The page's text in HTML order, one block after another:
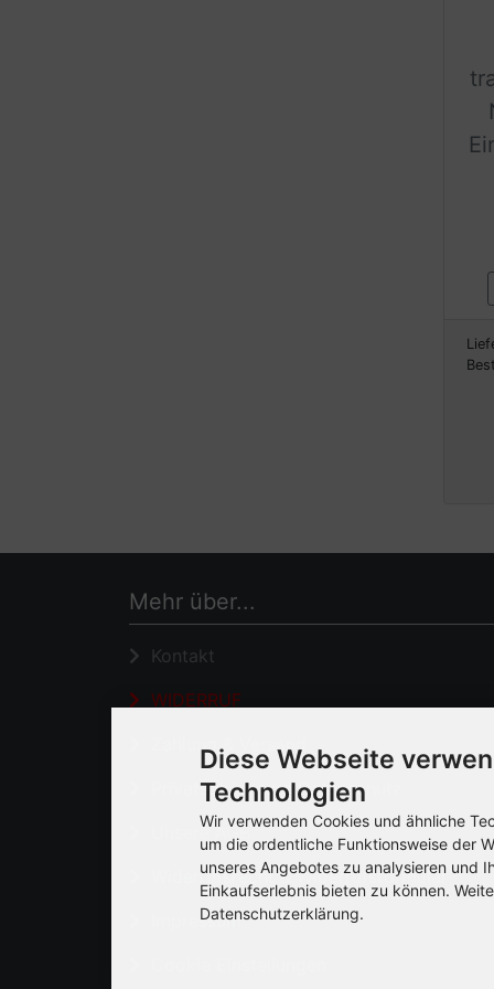
Mehr über...
Kontakt
WIDERRUF
Zahlung & Versand
Privatsphäre und Datenschutz
Unsere AGB
Widerrufsrecht & Widerrufsformular
Impressum
Diese Webseite
Technologien
Wir verwenden Cookies und ähnliche
um die ordentliche Funktionsweise der
unseres Angebotes zu analysieren und
Einkaufserlebnis bieten zu können.
Datenschutzerklärung.